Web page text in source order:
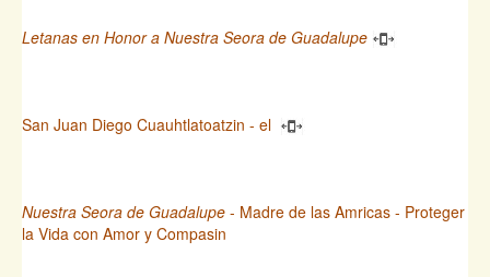
Letanas en Honor a Nuestra Seora de Guadalupe
San Juan Diego Cuauhtlatoatzin - el
Nuestra Seora de Guadalupe - Madre de las Amricas - Proteger
la Vida con Amor y Compasin